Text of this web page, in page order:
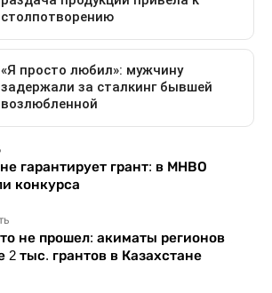
гарантирует грант: в МНВО
конкурса
не прошел: акиматы регионов
тыс. грантов в Казахстане